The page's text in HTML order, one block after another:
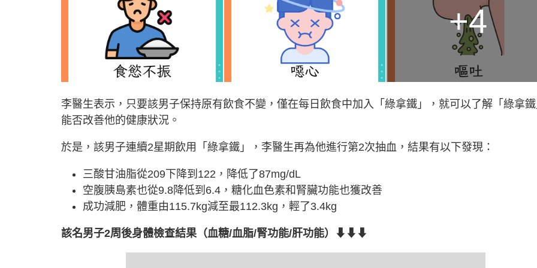
+4
李醫生表示，只要該男子保持原有飲食不變，僅在每日飲食中加入「綠拿鐵」，就可以了解「綠拿
能否改善他的健康狀況。
於是，該男子連續2星期飲用「綠拿鐵」，李醫生再為他進行第2次抽血，結果有以下發現：
三酸甘油脂從209下降到122，降低了87mg/dL
空腹胰島素也從9.8降低到6.4，糖化血色素和腎臟功能也獲改善
成功減肥，體重由115.7kg減至最112.3kg，輕了3.4kg
該名男子2周後身體檢查結果（血糖/血脂/腎功能/肝功能）⬇⬇⬇